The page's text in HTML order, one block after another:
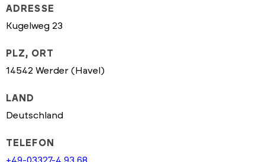
ADRESSE
Kugelweg 23
PLZ, ORT
14542 Werder (Havel)
LAND
Deutschland
TELEFON
+49-03327-4 93 68